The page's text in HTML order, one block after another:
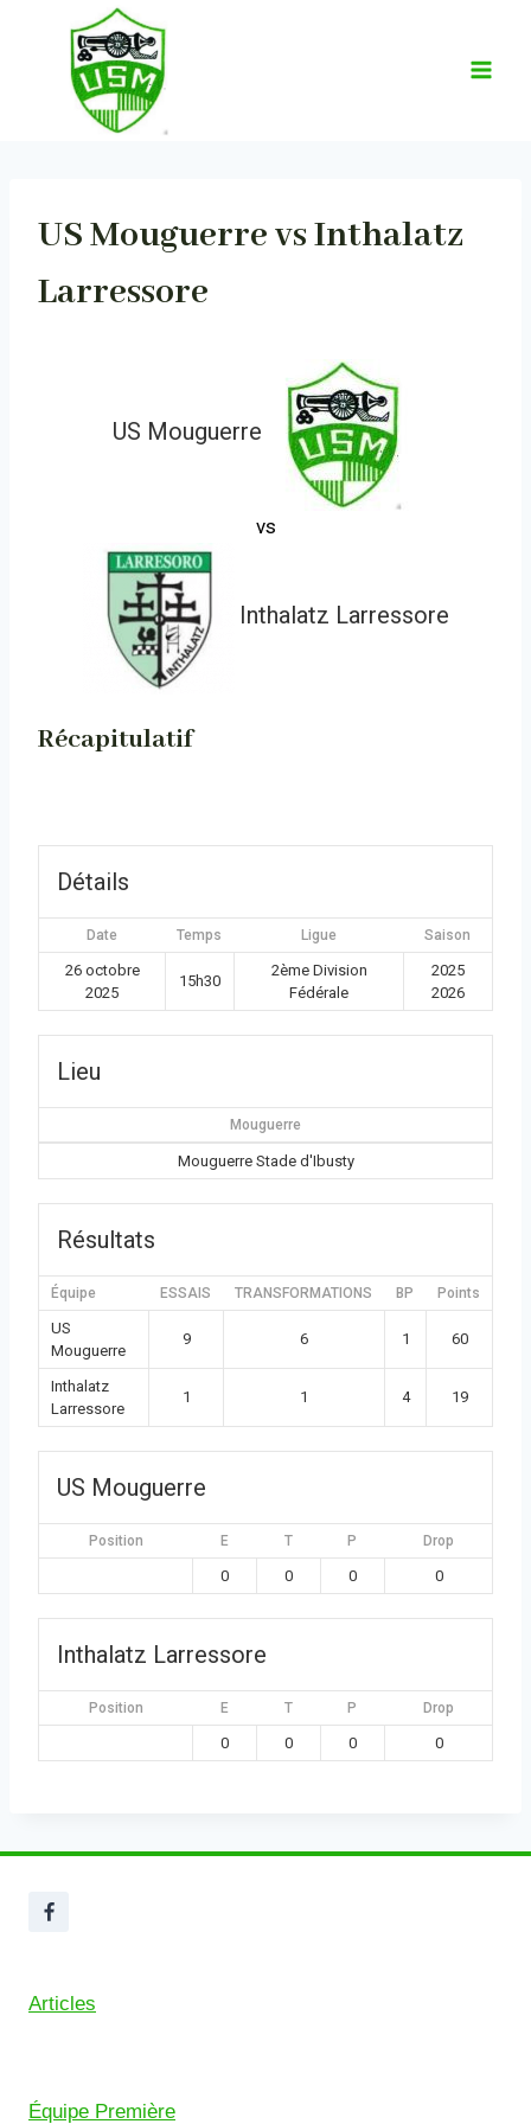
US Mouguerre vs Inthalatz
Larressore
US Mouguerre
vs
Inthalatz Larressore
Récapitulatif
Détails
Date Temps Ligue Saison
26 octobre
2025
15h30
2ème Division
Fédérale
2025
2026
Lieu
Mouguerre
Mouguerre Stade d'Ibusty
Résultats
Équipe ESSAIS TRANSFORMATIONS BP Points
US
Mouguerre
9 6 1 60
Inthalatz
Larressore
1 1 4 19
US Mouguerre
Position E T P Drop
0 0 0 0
Inthalatz Larressore
Position E T P Drop
0 0 0 0
Articles
Équipe Première